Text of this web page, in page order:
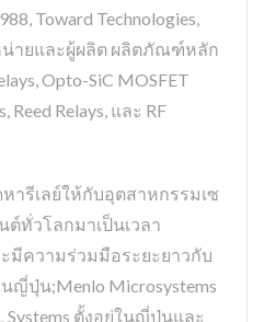
Toward Technologies,
หน่ายและผู้ผลิต ผลิตภัณฑ์หลัก
Opto-SiC MOSFET
Reed Relays, และ RF
หารีเลย์ให้กับอุตสาหกรรมเซ
ทั่วโลกมาเป็นเวลา
มีความร่วมมือระยะยาวกับ
ญี่ปุ่น;Menlo Microsystems
Systems ตั้งอยู่ในญี่ปุ่นและ